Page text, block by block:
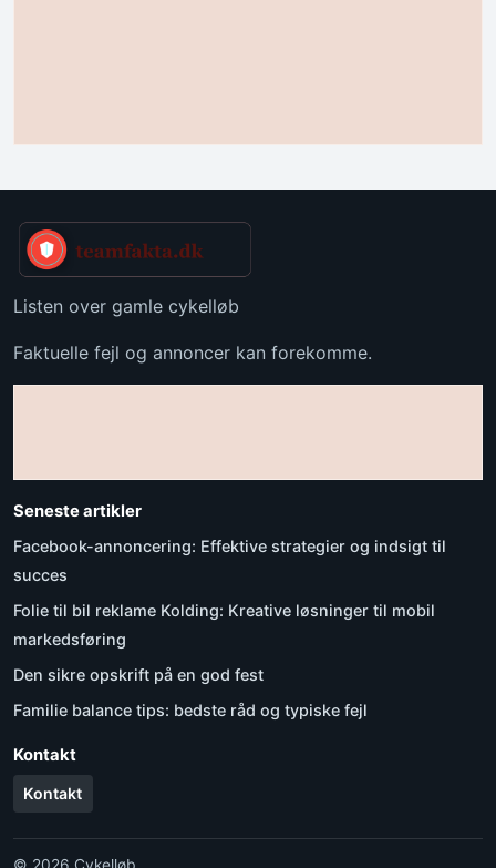
Listen over gamle cykelløb
Faktuelle fejl og annoncer kan forekomme.
Seneste artikler
Facebook-annoncering: Effektive strategier og indsigt til
succes
Folie til bil reklame Kolding: Kreative løsninger til mobil
markedsføring
Den sikre opskrift på en god fest
Familie balance tips: bedste råd og typiske fejl
Kontakt
Kontakt
© 2026 Cykelløb